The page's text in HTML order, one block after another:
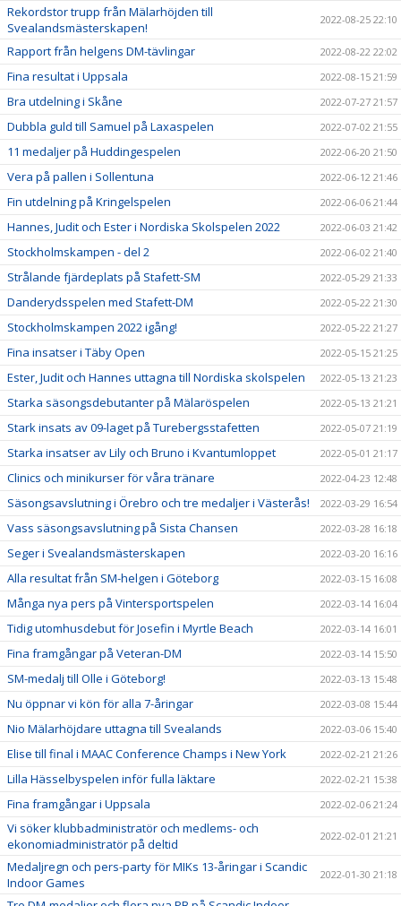
Rekordstor trupp från Mälarhöjden till
Svealandsmästerskapen!
2022-08-25 22:10
Rapport från helgens DM-tävlingar 2022-08-22 22:02
Fina resultat i Uppsala 2022-08-15 21:59
Bra utdelning i Skåne 2022-07-27 21:57
Dubbla guld till Samuel på Laxaspelen 2022-07-02 21:55
11 medaljer på Huddingespelen 2022-06-20 21:50
Vera på pallen i Sollentuna 2022-06-12 21:46
Fin utdelning på Kringelspelen 2022-06-06 21:44
Hannes, Judit och Ester i Nordiska Skolspelen 2022 2022-06-03 21:42
Stockholmskampen - del 2 2022-06-02 21:40
Strålande fjärdeplats på Stafett-SM 2022-05-29 21:33
Danderydsspelen med Stafett-DM 2022-05-22 21:30
Stockholmskampen 2022 igång! 2022-05-22 21:27
Fina insatser i Täby Open 2022-05-15 21:25
Ester, Judit och Hannes uttagna till Nordiska skolspelen 2022-05-13 21:23
Starka säsongsdebutanter på Mälaröspelen 2022-05-13 21:21
Stark insats av 09-laget på Turebergsstafetten 2022-05-07 21:19
Starka insatser av Lily och Bruno i Kvantumloppet 2022-05-01 21:17
Clinics och minikurser för våra tränare 2022-04-23 12:48
Säsongsavslutning i Örebro och tre medaljer i Västerås! 2022-03-29 16:54
Vass säsongsavslutning på Sista Chansen 2022-03-28 16:18
Seger i Svealandsmästerskapen 2022-03-20 16:16
Alla resultat från SM-helgen i Göteborg 2022-03-15 16:08
Många nya pers på Vintersportspelen 2022-03-14 16:04
Tidig utomhusdebut för Josefin i Myrtle Beach 2022-03-14 16:01
Fina framgångar på Veteran-DM 2022-03-14 15:50
SM-medalj till Olle i Göteborg! 2022-03-13 15:48
Nu öppnar vi kön för alla 7-åringar 2022-03-08 15:44
Nio Mälarhöjdare uttagna till Svealands 2022-03-06 15:40
Elise till final i MAAC Conference Champs i New York 2022-02-21 21:26
Lilla Hässelbyspelen inför fulla läktare 2022-02-21 15:38
Fina framgångar i Uppsala 2022-02-06 21:24
Vi söker klubbadministratör och medlems- och
ekonomiadministratör på deltid
2022-02-01 21:21
Medaljregn och pers-party för MIKs 13-åringar i Scandic
Indoor Games
2022-01-30 21:18